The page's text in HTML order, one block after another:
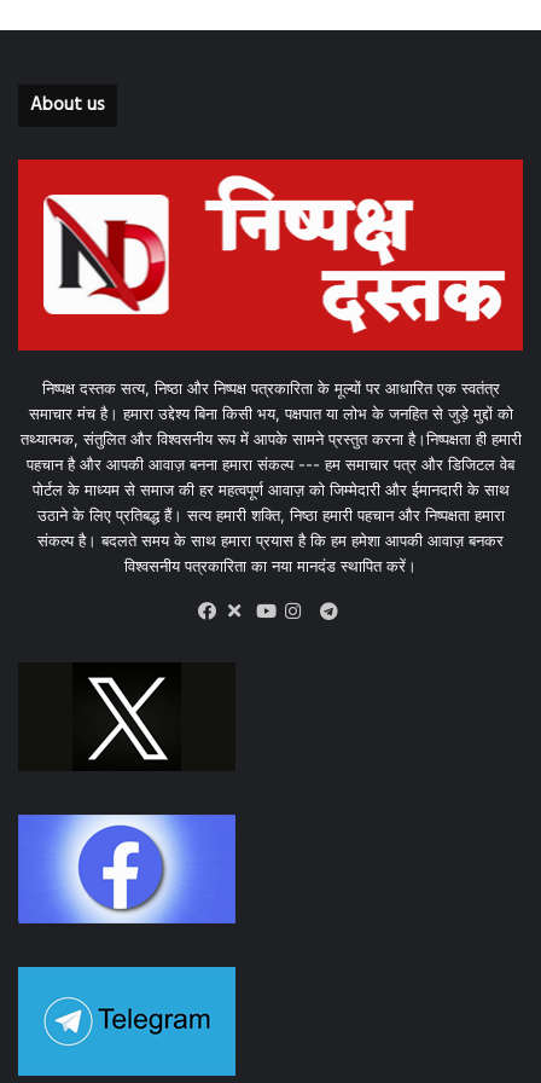
About us
निष्पक्ष दस्तक सत्य, निष्ठा और निष्पक्ष पत्रकारिता के मूल्यों पर आधारित एक स्वतंत्र
समाचार मंच है। हमारा उद्देश्य बिना किसी भय, पक्षपात या लोभ के जनहित से जुड़े मुद्दों को
तथ्यात्मक, संतुलित और विश्वसनीय रूप में आपके सामने प्रस्तुत करना है।निष्पक्षता ही हमारी
पहचान है और आपकी आवाज़ बनना हमारा संकल्प --- हम समाचार पत्र और डिजिटल वेब
पोर्टल के माध्यम से समाज की हर महत्वपूर्ण आवाज़ को जिम्मेदारी और ईमानदारी के साथ
उठाने के लिए प्रतिबद्ध हैं। सत्य हमारी शक्ति, निष्ठा हमारी पहचान और निष्पक्षता हमारा
संकल्प है। बदलते समय के साथ हमारा प्रयास है कि हम हमेशा आपकी आवाज़ बनकर
विश्वसनीय पत्रकारिता का नया मानदंड स्थापित करें।
X
Telegram